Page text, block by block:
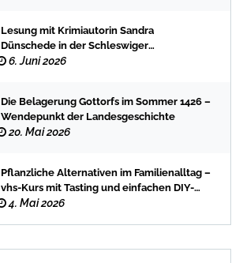
Lesung mit Krimiautorin Sandra
Dünschede in der Schleswiger
Stadtbücherei
6. Juni 2026
Die Belagerung Gottorfs im Sommer 1426 –
Wendepunkt der Landesgeschichte
20. Mai 2026
Pflanzliche Alternativen im Familienalltag –
vhs-Kurs mit Tasting und einfachen DIY-
Rezepten
4. Mai 2026